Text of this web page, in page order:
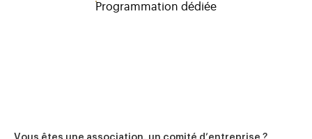
Programmation dédiée